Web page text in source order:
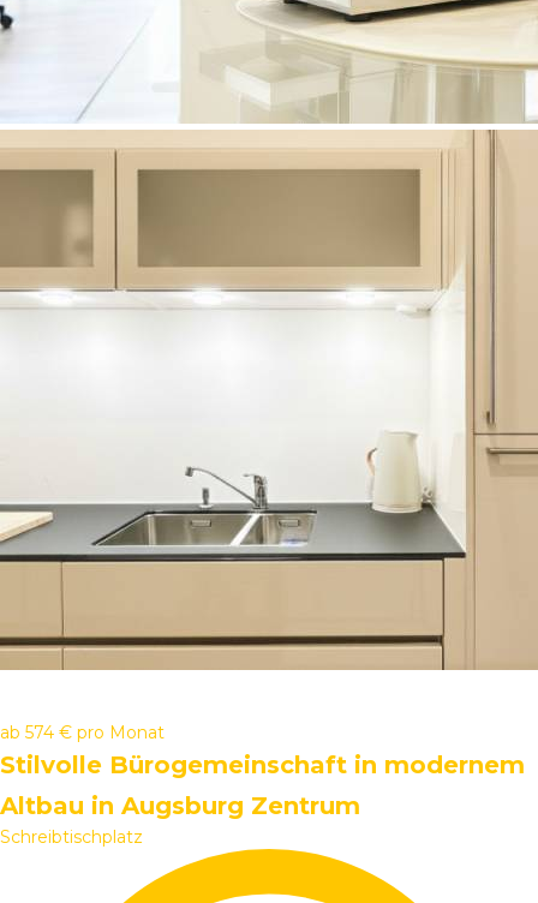
ab 574 € pro Monat
Stilvolle Bürogemeinschaft in modernem
Altbau in Augsburg Zentrum
Schreibtischplatz